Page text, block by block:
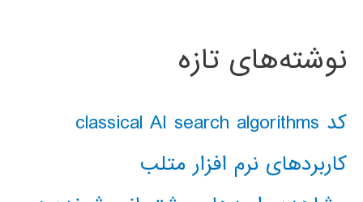
نوشته‌های تازه
کد classical AI search algorithms
کاربردهای نرم افزار متلب